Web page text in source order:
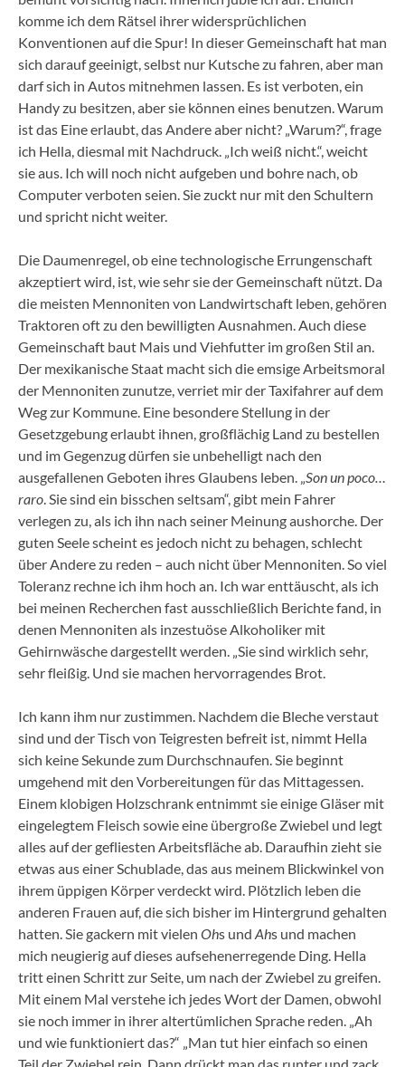
komme ich dem Rätsel ihrer widersprüchlichen
Konventionen auf die Spur! In dieser Gemeinschaft hat man
sich darauf geeinigt, selbst nur Kutsche zu fahren, aber man
darf sich in Autos mitnehmen lassen. Es ist verboten, ein
Handy zu besitzen, aber sie können eines benutzen. Warum
ist das Eine erlaubt, das Andere aber nicht? „Warum?“, frage
ich Hella, diesmal mit Nachdruck. „Ich weiß nicht.“, weicht
sie aus. Ich will noch nicht aufgeben und bohre nach, ob
Computer verboten seien. Sie zuckt nur mit den Schultern
und spricht nicht weiter.
Die Daumenregel, ob eine technologische Errungenschaft
akzeptiert wird, ist, wie sehr sie der Gemeinschaft nützt. Da
die meisten Mennoniten von Landwirtschaft leben, gehören
Traktoren oft zu den bewilligten Ausnahmen. Auch diese
Gemeinschaft baut Mais und Viehfutter im großen Stil an.
Der mexikanische Staat macht sich die emsige Arbeitsmoral
der Mennoniten zunutze, verriet mir der Taxifahrer auf dem
Weg zur Kommune. Eine besondere Stellung in der
Gesetzgebung erlaubt ihnen, großflächig Land zu bestellen
und im Gegenzug dürfen sie unbehelligt nach den
ausgefallenen Geboten ihres Glaubens leben. „Son un poco…
raro. Sie sind ein bisschen seltsam“, gibt mein Fahrer
verlegen zu, als ich ihn nach seiner Meinung aushorche. Der
guten Seele scheint es jedoch nicht zu behagen, schlecht
über Andere zu reden – auch nicht über Mennoniten. So viel
Toleranz rechne ich ihm hoch an. Ich war enttäuscht, als ich
bei meinen Recherchen fast ausschließlich Berichte fand, in
denen Mennoniten als inzestuöse Alkoholiker mit
Gehirnwäsche dargestellt werden. „Sie sind wirklich sehr,
sehr fleißig. Und sie machen hervorragendes Brot.
Ich kann ihm nur zustimmen. Nachdem die Bleche verstaut
sind und der Tisch von Teigresten befreit ist, nimmt Hella
sich keine Sekunde zum Durchschnaufen. Sie beginnt
umgehend mit den Vorbereitungen für das Mittagessen.
Einem klobigen Holzschrank entnimmt sie einige Gläser mit
eingelegtem Fleisch sowie eine übergroße Zwiebel und legt
alles auf der gefliesten Arbeitsfläche ab. Daraufhin zieht sie
etwas aus einer Schublade, das aus meinem Blickwinkel von
ihrem üppigen Körper verdeckt wird. Plötzlich leben die
anderen Frauen auf, die sich bisher im Hintergrund gehalten
hatten. Sie gackern mit vielen Ohs und Ahs und machen
mich neugierig auf dieses aufsehenerregende Ding. Hella
tritt einen Schritt zur Seite, um nach der Zwiebel zu greifen.
Mit einem Mal verstehe ich jedes Wort der Damen, obwohl
sie noch immer in ihrer altertümlichen Sprache reden. „Ah
und wie funktioniert das?“ „Man tut hier einfach so einen